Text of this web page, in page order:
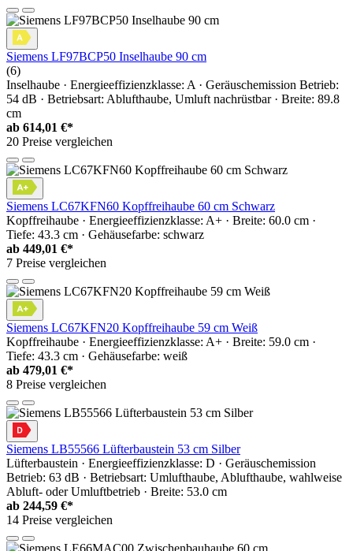
Siemens LF97BCP50 Inselhaube 90 cm
(6)
Inselhaube · Energieeffizienzklasse: A · Geräuschemission Betrieb:
54 dB · Betriebsart: Ablufthaube, Umluft nachrüstbar · Breite: 89.8
cm
ab 614,01 €*
20 Preise vergleichen
Siemens LC67KFN60 Kopffreihaube 60 cm Schwarz
Kopffreihaube · Energieeffizienzklasse: A+ · Breite: 60.0 cm ·
Tiefe: 43.3 cm · Gehäusefarbe: schwarz
ab 449,01 €*
7 Preise vergleichen
Siemens LC67KFN20 Kopffreihaube 59 cm Weiß
Kopffreihaube · Energieeffizienzklasse: A+ · Breite: 59.0 cm ·
Tiefe: 43.3 cm · Gehäusefarbe: weiß
ab 479,01 €*
8 Preise vergleichen
Siemens LB55566 Lüfterbaustein 53 cm Silber
Lüfterbaustein · Energieeffizienzklasse: D · Geräuschemission
Betrieb: 63 dB · Betriebsart: Umlufthaube, Ablufthaube, wahlweise
Abluft- oder Umluftbetrieb · Breite: 53.0 cm
ab 244,59 €*
14 Preise vergleichen